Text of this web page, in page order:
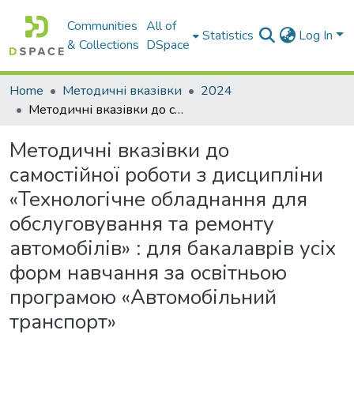
Communities
& Collections
All of
DSpace
Statistics Log In
Home Методичні вказівки
2024
Методичні вказівки до самостійної роботи з дисципліни «Технологічне обладнання для обслуговування та ремонту автомобілів» : для бакалаврів усіх форм навчання за освітньою програмою «Автомобільний транспорт»
Методичні вказівки до
самостійної роботи з дисципліни
«Технологічне обладнання для
обслуговування та ремонту
автомобілів» : для бакалаврів усіх
форм навчання за освітньою
програмою «Автомобільний
транспорт»